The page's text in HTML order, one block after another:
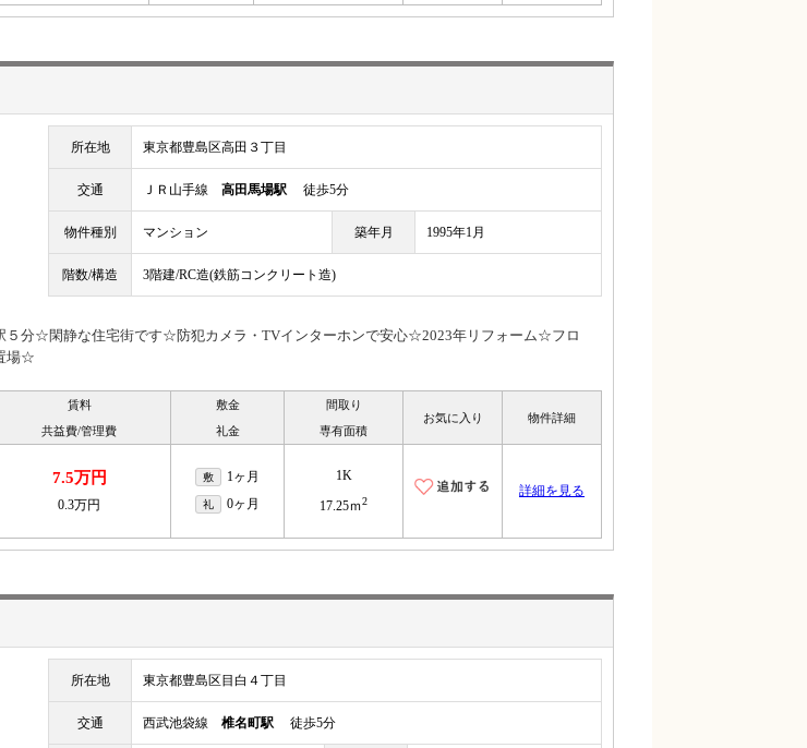
所在地 東京都豊島区高田３丁目
交通 ＪＲ山手線 高田馬場駅 徒歩5分
物件種別 マンション 築年月 1995年1月
階数/構造 3階建/RC造(鉄筋コンクリート造)
５分☆閑静な住宅街です☆防犯カメラ・TVインターホンで安心☆2023年リフォーム☆フロ
場☆
賃料
共益費/管理費
敷金
礼金
間取り
専有面積
お気に入り 物件詳細
7.5万円
0.3万円
敷 1ヶ月
礼 0ヶ月
1K
17.25ｍ2
詳細を見る
所在地 東京都豊島区目白４丁目
交通 西武池袋線 椎名町駅 徒歩5分